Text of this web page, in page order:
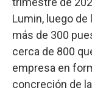
Lumin, luego de
más de 300
cerca de 800
empresa en
concreción de